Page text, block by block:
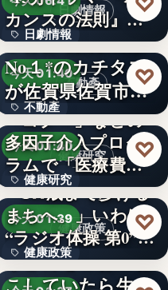
日劇情報
日劇情報
5
カンスの法則』
の…
不動產
今天 01:40
不動產
文字
中古住宅買取再販
No１*のカチタス
が佐賀県佐賀市の
「空家…
♡
健康研究
今天 01:40
健康研究
４７％
「コグー」などの
多因子介入プログ
ラムで「医療費４
７％抑制…
♡
健康政策
今天 01:39
健康政策
1,788
「100歳まで歩ける
まちへ。」いわば
“ラジオ体操 第0”…
♡
うどんをこねこね